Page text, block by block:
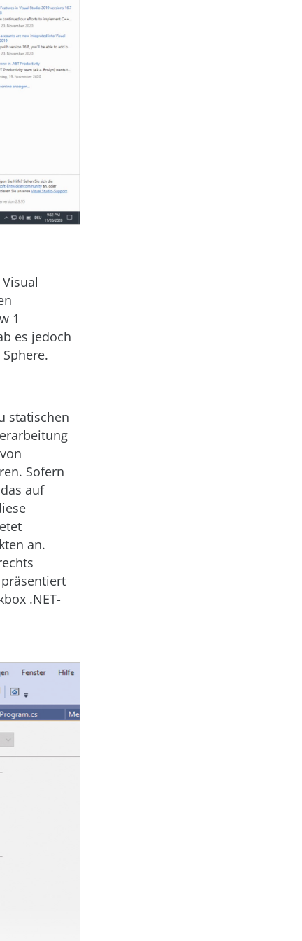
1
es jedoch
statischen
Sofern
auf
an.
.NET-